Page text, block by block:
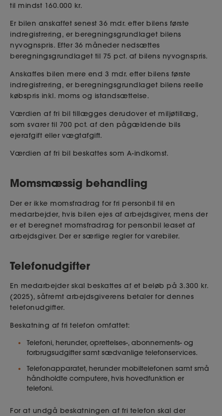
til mindst 160.000 kr.
Er bilen anskaffet senest 36 mdr. efter bilens første
indregistrering, er beregningsgrundlaget bilens
nyvognspris. Efter 36 måneder nedsættes
beregningsgrundlaget til 75 pct. af bilens nyvognspris.
Anskaffes bilen mere end 3 mdr. efter bilens første
indregistrering, er beregningsgrundlaget bilens reelle
købspris inkl. moms og istandsættelse.
Værdien af fri bil tillægges derudover et miljøtillæg,
som svarer til 700 pct. af den pågældende bils
ejerafgift eller vægtafgift.
Værdien af fri bil beskattes som A-indkomst.
Momsmæssig behandling
Der er ikke momsfradrag for fri personbil til en
medarbejder, hvis bilen ejes af arbejdsgiver, mens der
er et beregnet momsfradrag for personbil leaset af
arbejdsgiver. Der er særlige regler for varebiler.
Telefonudgifter
En medarbejder skal beskattes af et beløb på 3.300 kr.
(2025), såfremt arbejdsgiverens betaler for dennes
telefonudgifter.
Beskatning af fri telefon omfattet:
Telefoni, herunder, oprettelses-, abonnements- og
forbrugsudgifter samt sædvanlige telefonservices.
Telefonapparatet, herunder mobiltelefonen samt små
håndholdte computere, hvis hovedfunktion er
telefoni.
For at undgå beskatningen af fri telefon skal der